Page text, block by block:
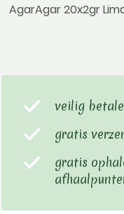
AgarAgar 20x2gr
veilig
gratis
gratis